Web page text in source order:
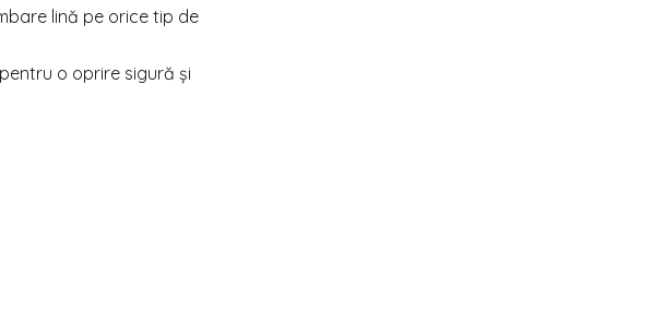
lină pe orice tip de
o oprire sigură și